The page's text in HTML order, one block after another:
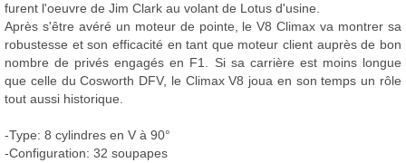
furent l'oeuvre de Jim Clark au volant de Lotus d'usine.
Après s'être avéré un moteur de pointe, le V8 Climax va montrer sa
robustesse et son efficacité en tant que moteur client auprès de bon
nombre de privés engagés en F1. Si sa carrière est moins longue
que celle du Cosworth DFV, le Climax V8 joua en son temps un rôle
tout aussi historique.
-Type: 8 cylindres en V à 90°
-Configuration: 32 soupapes